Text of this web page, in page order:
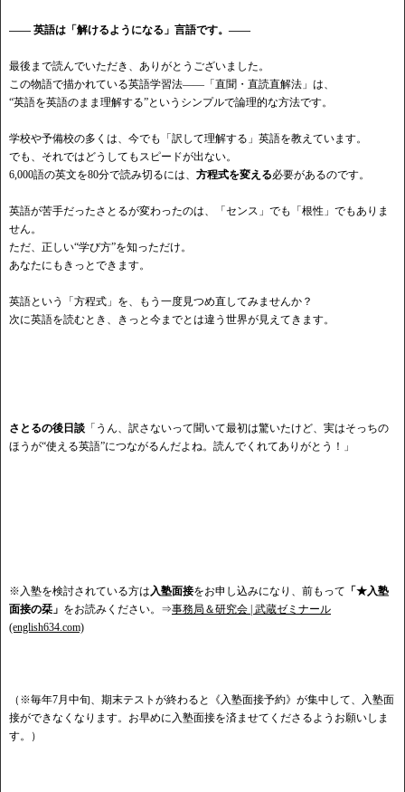
―― 英語は「解けるようになる」言語です。――
最後まで読んでいただき、ありがとうございました。
この物語で描かれている英語学習法――「直聞・直読直解法」は、
“英語を英語のまま理解する”というシンプルで論理的な方法です。
学校や予備校の多くは、今でも「訳して理解する」英語を教えています。
でも、それではどうしてもスピードが出ない。
6,000語の英文を80分で読み切るには、 方程式を変える必要があるのです。
英語が苦手だったさとるが変わったのは、「センス」でも「根性」でもありま
せん。
ただ、正しい“学び方”を知っただけ。
あなたにもきっとできます。
英語という「方程式」を、もう一度見つめ直してみませんか？
次に英語を読むとき、きっと今までとは違う世界が見えてきます。
さとるの後日談 「うん、訳さないって聞いて最初は驚いたけど 、実はそっちの
ほうが“使える英語”につながるんだよね。読んでくれてありがとう！」
※入塾を検討されている方は 入塾面接をお申し込みになり、前もって 「★入塾
面接の栞」 をお読みください。⇒事務局＆研究会 | 武蔵ゼミナール
(english634.com)
（※毎年7月中旬、期末テストが終わると《入塾面接予約》が集中して、入塾面
接ができなくなります。お早めに入塾面接を済ませてくださるようお願いしま
す。）